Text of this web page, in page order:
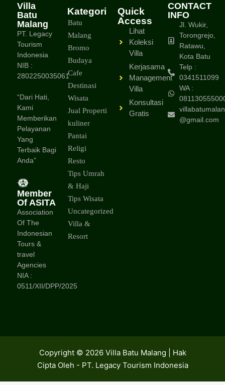
Villa
Batu
Malang
PT. Legacy
Tourism
Indonesia
NIB :
2802250035061
“Dari Hati,
Kami
Memberikan
Pelayanan
Yang
Terbaik Bagi
Anda”
Member
Of ASITA
Association
Of The
Indonesian
Tours &
travel
Agencies
NIA :
0511/XII/DPP/2025
Kategori
Batu
Malang
Bromo
Budaya
Cafe
Destinasi
Wisata
Jual Properti
kuliner
Pantai
Religi
Resto
Tips Umrah
& Haji
Tips Wisata
Uncategorized
Villa &
Resort
Quick
Access
Lihat
Koleksi
Villa
Kerjasama
Management
Villa
Konsultasi
Gratis
CONTACT
INFO
Jl. Wukir,
Torongrejo,
Ratawu,
Kota Batu
Telp :
0341511099
WA :
@gmail.com
Copyright © 2026 Villa Batu Malang | Hak
Cipta Oleh - PT. Legacy Tourism Indonesia